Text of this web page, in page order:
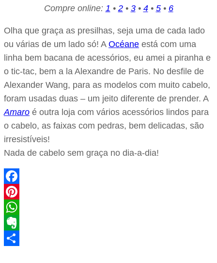
Compre online: 1 • 2• 3• 4• 5• 6
Olha que graça as presilhas, seja uma de cada lado
ou várias de um lado só! A Océane está com uma
linha bem bacana de acessórios, eu amei a piranha e
o tic-tac, bem a la Alexandre de Paris. No desfile de
Alexander Wang, para as modelos com muito cabelo,
foram usadas duas – um jeito diferente de prender. A
Amaro é outra loja com vários acessórios lindos para
o cabelo, as faixas com pedras, bem delicadas, são
irresistíveis!
Nada de cabelo sem graça no dia-a-dia!
Facebook
Pinterest
WhatsApp
Evernote